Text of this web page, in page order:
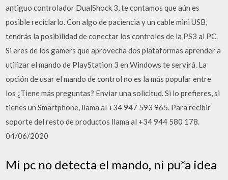
antiguo controlador DualShock 3, te contamos que aún es
posible reciclarlo. Con algo de paciencia y un cable mini USB,
tendrás la posibilidad de conectar los controles de la PS3 al PC.
Si eres de los gamers que aprovecha dos plataformas aprender a
utilizar el mando de PlayStation 3 en Windows te servirá. La
opción de usar el mando de control no es la más popular entre
los ¿Tiene más preguntas? Enviar una solicitud. Si lo prefieres, si
tienes un Smartphone, llama al +34 947 593 965. Para recibir
soporte del resto de productos llama al +34 944 580 178.
04/06/2020
Mi pc no detecta el mando, ni pu*a idea